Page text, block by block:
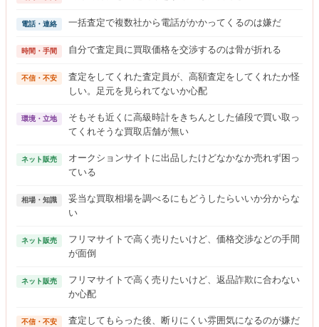
電話・連絡 一括査定で複数社から電話がかかってくるのは嫌だ
時間・手間 自分で査定員に買取価格を交渉するのは骨が折れる
不信・不安
査定をしてくれた査定員が、高額査定をしてくれたか怪
しい。足元を見られてないか心配
環境・立地
そもそも近くに高級時計をきちんとした値段で買い取っ
てくれそうな買取店舗が無い
ネット販売
オークションサイトに出品したけどなかなか売れず困っ
ている
相場・知識
妥当な買取相場を調べるにもどうしたらいいか分からな
い
ネット販売
フリマサイトで高く売りたいけど、価格交渉などの手間
が面倒
ネット販売
フリマサイトで高く売りたいけど、返品詐欺に合わない
か心配
不信・不安 査定してもらった後、断りにくい雰囲気になるのが嫌だ